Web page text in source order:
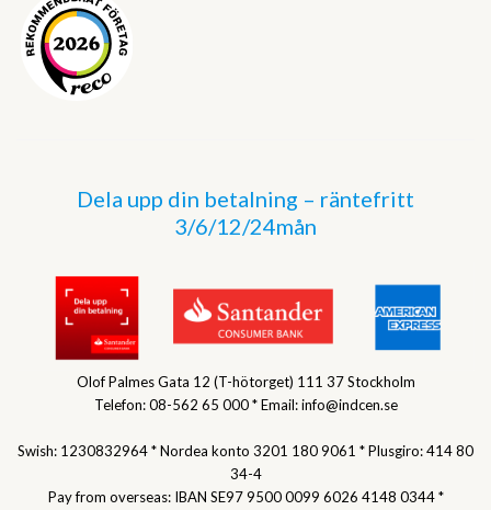
Dela upp din betalning – räntefritt
3/6/12/24mån
Olof Palmes Gata 12 (T-hötorget) 111 37 Stockholm
Telefon: 08-562 65 000 * Email: info@indcen.se
Swish: 1230832964 * Nordea konto 3201 180 9061 * Plusgiro: 414 80
34-4
Pay from overseas: IBAN SE97 9500 0099 6026 4148 0344 *